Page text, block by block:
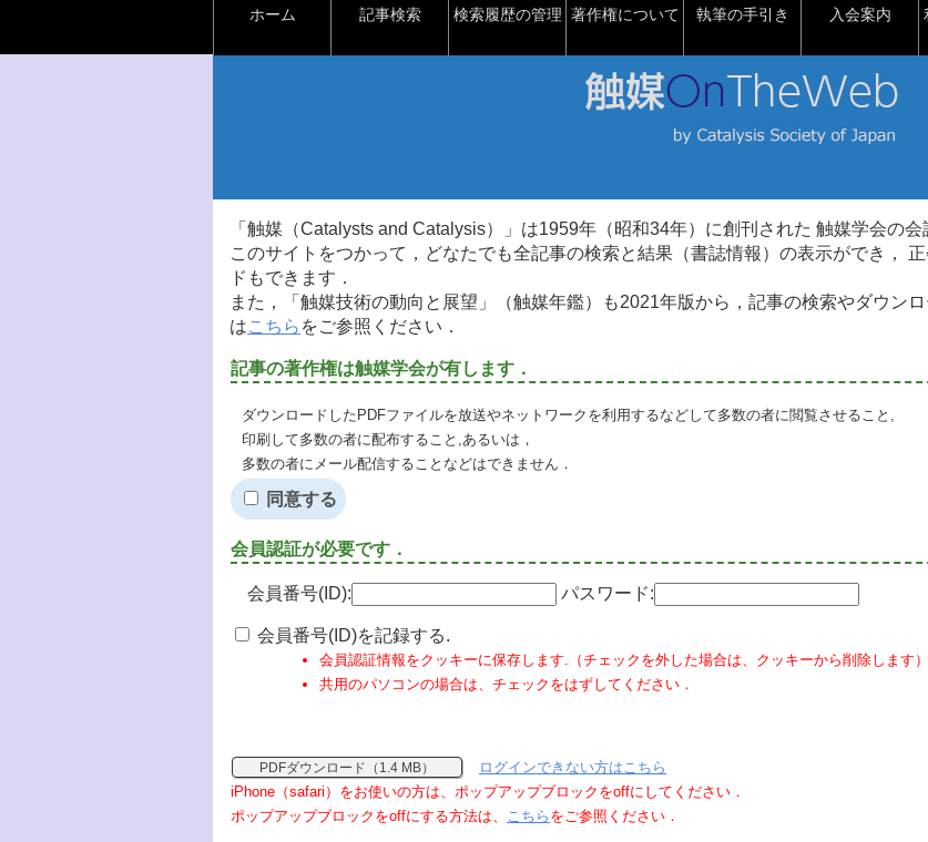
ホーム 記事検索 検索履歴の管理 著作権について 執筆の手引き 入会案内
「触媒（Catalysts and Catalysis）」は1959年（昭和34年）に創刊された 触媒学会の会
このサイトをつかって，どなたでも全記事の検索と結果（書誌情報）の表示ができ，
ドもできます．
また，「触媒技術の動向と展望」（触媒年鑑）も2021年版から，記事の検索やダウン
はこちら をご参照ください．
記事の著作権は触媒学会が有します．
ダウンロードしたPDFファイルを放送やネットワークを利用するなどして多数の者に閲覧させること,
印刷して多数の者に配布すること,あるいは，
多数の者にメール配信することなどはできません．
同意する
会員認証が必要です．
会員番号(ID): パスワード:
会員番号(ID)を記録する.
会員認証情報をクッキーに保存します.（チェックを外した場合は、クッキーから削除します）
共用のパソコンの場合は、チェックをはずしてください．
PDFダウンロード（1.4 MB）
ログインできない方はこちら
iPhone（safari）をお使いの方は、ポップアップブロックをoffにしてください．
ポップアップブロックをoffにする方法は、 こちら をご参照ください．